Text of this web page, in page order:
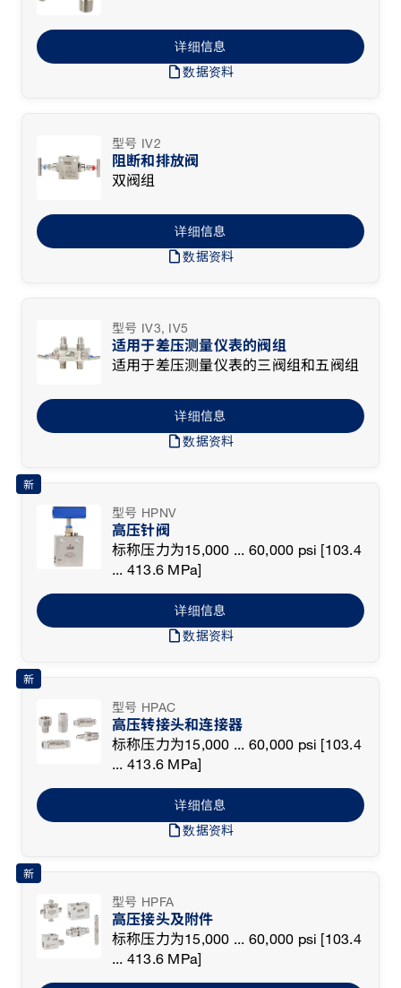
draft数据资料
详细信息
型号 IV2
阻断和排放阀
双阀组
draft数据资料
详细信息
型号 IV3, IV5
适用于差压测量仪表的阀组
适用于差压测量仪表的三阀组和五阀组
draft数据资料
详细信息
新
型号 HPNV
高压针阀
标称压力为15,000 ... 60,000 psi [103.4
... 413.6 MPa]
draft数据资料
详细信息
新
型号 HPAC
高压转接头和连接器
标称压力为15,000 ... 60,000 psi [103.4
... 413.6 MPa]
draft数据资料
详细信息
新
型号 HPFA
高压接头及附件
标称压力为15,000 ... 60,000 psi [103.4
... 413.6 MPa]